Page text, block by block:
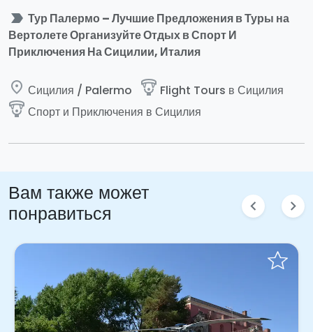
label_important Тур Палермо – Лучшие Предложения в Туры на
Вертолете Организуйте Отдых в Спорт И
Приключения На Сицилии, Италия
place Сицилия / Palermo paragliding Flight Tours в Сицилия
paragliding Спорт и Приключения в Сицилия
Вам также может
понравиться
chevron_left chevron_right